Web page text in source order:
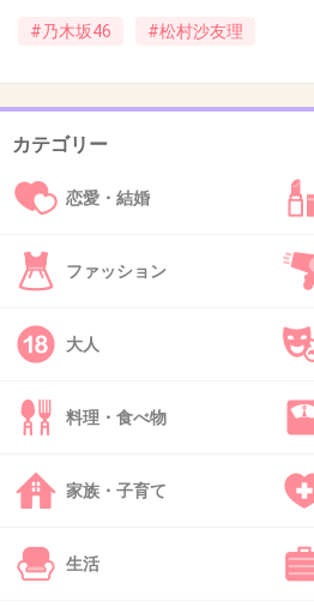
そっかー、じゃあ彼女には
ね！ ・・・って、そんな
知らないで済むのは中学生
誰だよ大体‼︎（笑）
んだよ
#乃木坂46 #松村沙友理
カテゴリー
恋愛・結婚
ファッション
大人
料理・食べ物
家族・子育て
生活